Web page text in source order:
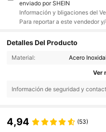
enviado por SHEIN
Información y bligaciones del
Para reportar a este vendedor
Detalles Del Producto
Material: Acero
Ver
Información de seguridad y
4,94 (53)